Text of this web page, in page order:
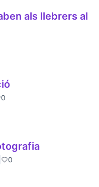
als llebrers al
0
0